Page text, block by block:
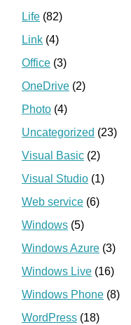
Life (82)
Link (4)
Office (3)
OneDrive (2)
Photo (4)
Uncategorized (23)
Visual Basic (2)
Visual Studio (1)
Web service (6)
Windows (5)
Windows Azure (3)
Windows Live (16)
Windows Phone (8)
WordPress (18)